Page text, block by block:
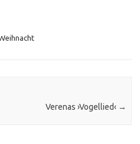
Verenas ›Vogellied‹ →